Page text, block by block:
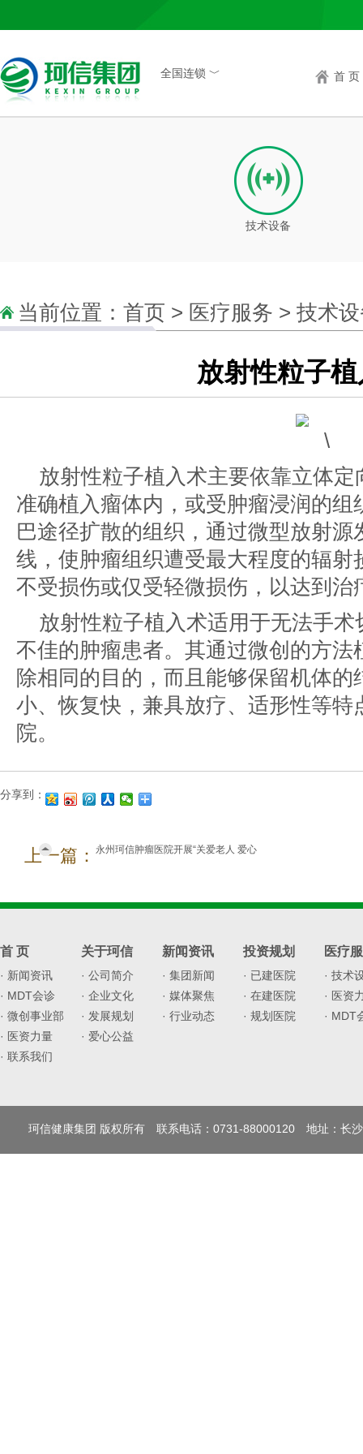
全国连锁 ﹀ 首 页
技术设备
当前位置： 首页 > 医疗服务 > 技术
放射性粒子
放射性粒子植入术主要依靠立体
准确植入瘤体内，或受肿瘤浸润的
巴途径扩散的组织，通过微型放射
线，使肿瘤组织遭受最大程度的辐
不受损伤或仅受轻微损伤，以达到治
放射性粒子植入术适用于无法手
不佳的肿瘤患者。其通过微创的方
除相同的目的，而且能够保留机体
小、恢复快，兼具放疗、适形性等特
院。
分享到：
上一篇：
永州珂信肿瘤医院开展“关爱老人 爱心
首 页
· 新闻资讯
· MDT会诊
· 微创事业部
· 医资力量
· 联系我们
关于珂信
· 公司简介
· 企业文化
· 发展规划
· 爱心公益
新闻资讯
· 集团新闻
· 媒体聚焦
· 行业动态
投资规划
· 已建医院
· 在建医院
· 规划医院
医疗
· 技术
· 医资
· MDT
珂信健康集团 版权所有 联系电话：0731-88000120 地址：